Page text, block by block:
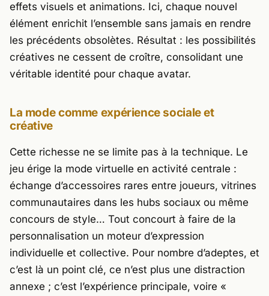
effets visuels et animations. Ici, chaque nouvel
élément enrichit l’ensemble sans jamais en rendre
les précédents obsolètes. Résultat : les possibilités
créatives ne cessent de croître, consolidant une
véritable identité pour chaque avatar.
La mode comme expérience sociale et
créative
Cette richesse ne se limite pas à la technique. Le
jeu érige la mode virtuelle en activité centrale :
échange d’accessoires rares entre joueurs, vitrines
communautaires dans les hubs sociaux ou même
concours de style… Tout concourt à faire de la
personnalisation un moteur d’expression
individuelle et collective. Pour nombre d’adeptes, et
c’est là un point clé, ce n’est plus une distraction
annexe ; c’est l’expérience principale, voire «